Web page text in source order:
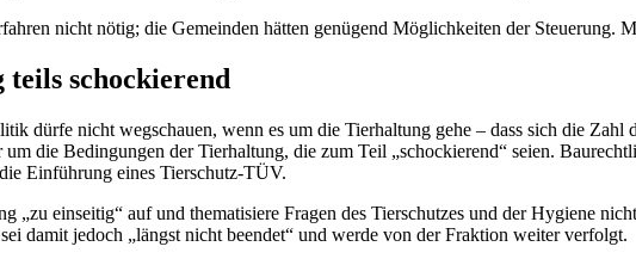
nicht nötig; die Gemeinden hätten genügend Möglichkeiten der Steuerung.
schockierend
dürfe nicht wegschauen, wenn es um die Tierhaltung gehe – dass sich die Zahl
die Bedingungen der Tierhaltung, die zum Teil „schockierend“ seien.
Einführung eines Tierschutz-TÜV.
„zu einseitig“ auf und thematisiere Fragen des Tierschutzes und der Hygiene
damit jedoch „längst nicht beendet“ und werde von der Fraktion weiter verfolgt.